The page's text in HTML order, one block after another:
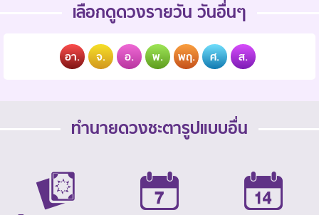
เลือกดูดวงรายวัน วันอื่นๆ
อา. จ. อ. พ. พฤ. ศ. ส.
ทำนายดวงชะตารูปแบบอื่น